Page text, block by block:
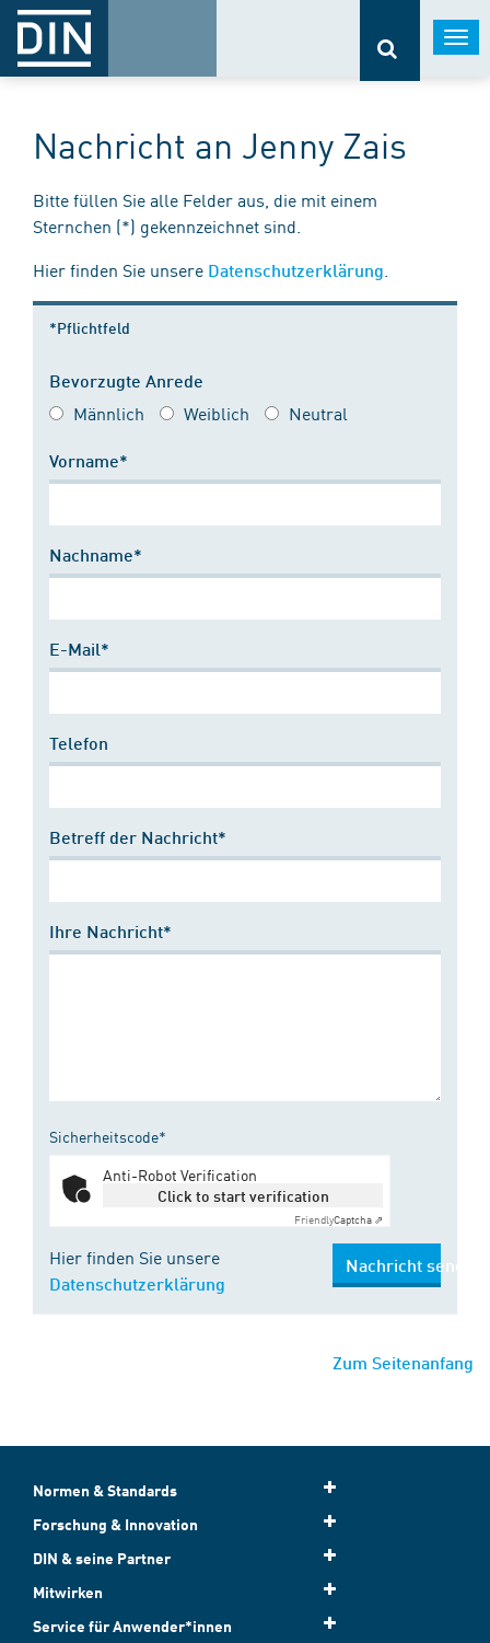
Nachricht an Jenny Zais
Bitte füllen Sie alle Felder aus, die mit einem
Sternchen (*) gekennzeichnet sind.
Hier finden Sie unsere Datenschutzerklärung
*Pflichtfeld
Bevorzugte Anrede
Männlich Weiblich Neutral
Vorname*
Nachname*
E-Mail*
Telefon
Betreff der Nachricht*
Ihre Nachricht*
Sicherheitscode*
Anti-Robot Verification
Click to start verification
FriendlyCaptcha ⇗
Hier finden Sie unsere
Datenschutzerklärung
Nachricht senden
Zum Seitenanfang
Normen & Standards
Forschung & Innovation
DIN & seine Partner
Mitwirken
Service für Anwender*innen